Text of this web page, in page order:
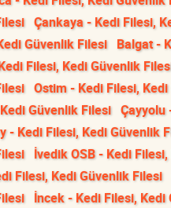
Çankaya - Kedi Filesi,
Güvenlik Filesi Balgat -
Filesi, Kedi Güvenlik
Ostim - Kedi Filesi,
Güvenlik Filesi Çayyolu
- Kedi Filesi, Kedi Güvenlik
İvedik OSB - Kedi
Filesi, Kedi Güvenlik Filesi
İncek - Kedi Filesi, Kedi